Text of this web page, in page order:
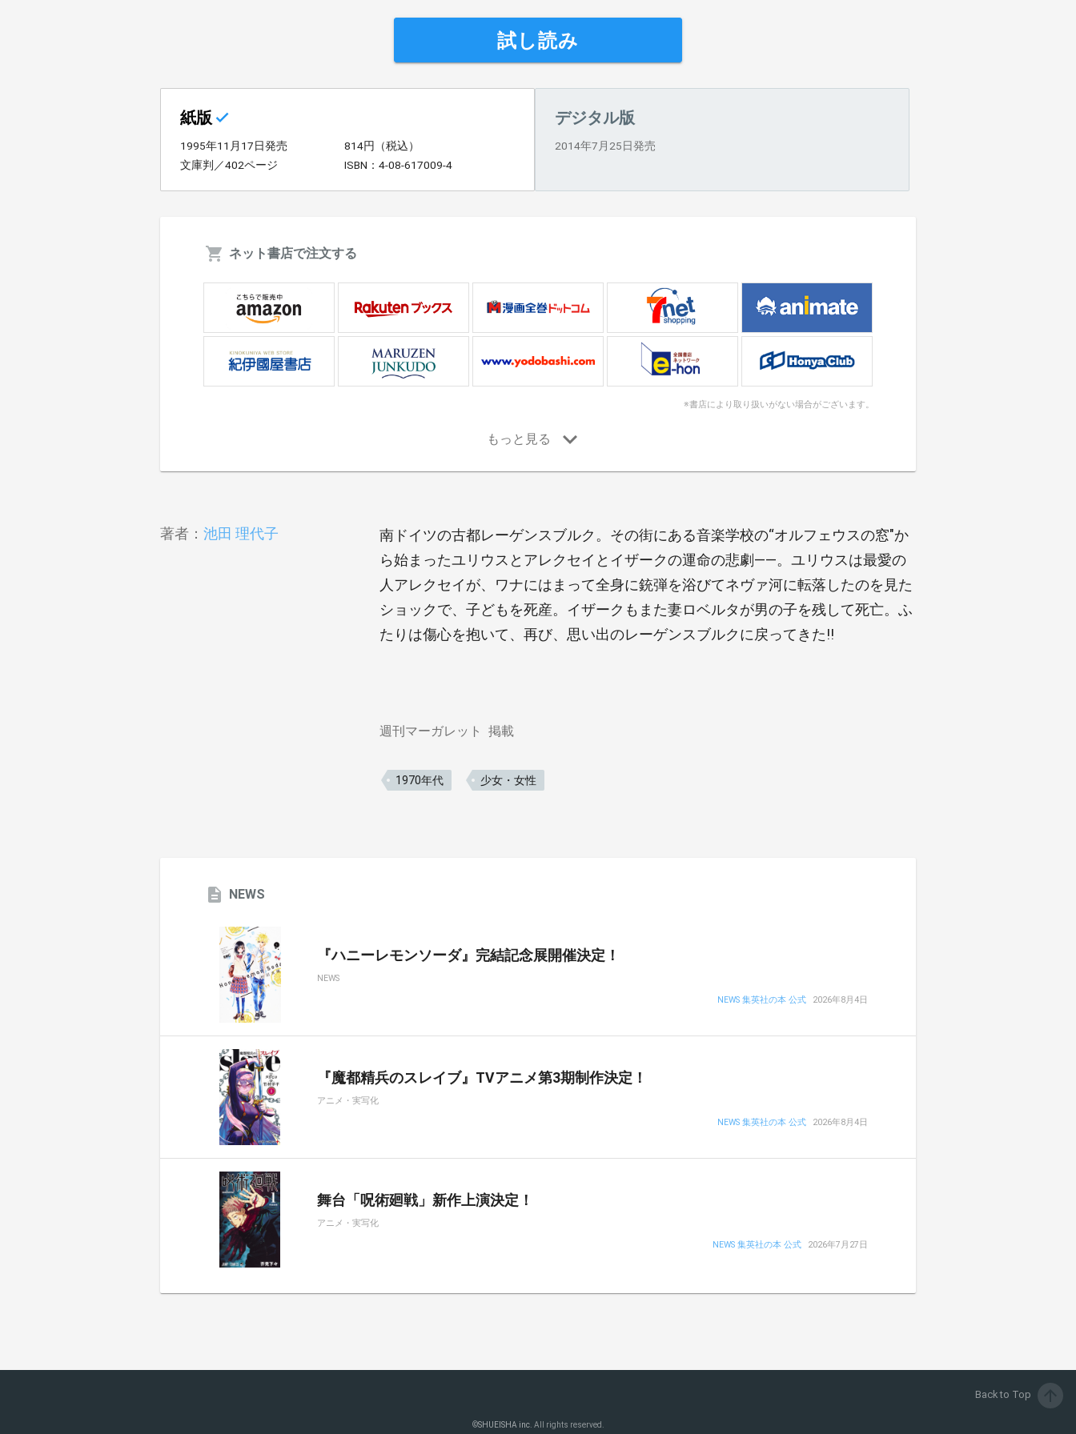
試し読み
紙版
1995年11月17日発売
814円（税込）
文庫判／402ページ
ISBN：4-08-617009-4
デジタル版
2014年7月25日発売
ネット書店で注文する
※書店により取り扱いがない場合がございます。
著者： 池田 理代子
南ドイツの古都レーゲンスブルク。その街にある音楽学校の“オルフェウスの窓"か
ら始まったユリウスとアレクセイとイザークの運命の悲劇――。ユリウスは最愛の
人アレクセイが、ワナにはまって全身に銃弾を浴びてネヴァ河に転落したのを見た
ショックで、子どもを死産。イザークもまた妻ロベルタが男の子を残して死亡。ふ
たりは傷心を抱いて、再び、思い出のレーゲンスブルクに戻ってきた!!
週刊マーガレット 掲載
1970年代 少女・女性
NEWS
『ハニーレモンソーダ』完結記念展開催決定！
NEWS
NEWS 集英社の本 公式 2026年8月4日
『魔都精兵のスレイブ』TVアニメ第3期制作決定！
アニメ・実写化
NEWS 集英社の本 公式 2026年8月4日
舞台「呪術廻戦」新作上演決定！
アニメ・実写化
NEWS 集英社の本 公式 2026年7月27日
Back to Top
©SHUEISHA inc. All rights reserved.